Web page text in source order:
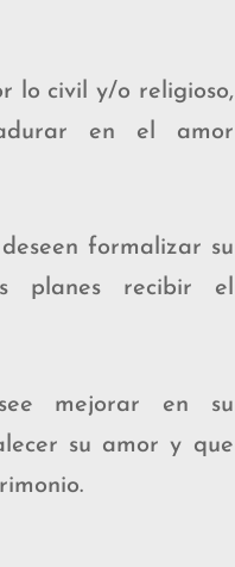
lo civil y/o religioso,
en el amor
formalizar su
planes recibir el
mejorar en su
su amor y que